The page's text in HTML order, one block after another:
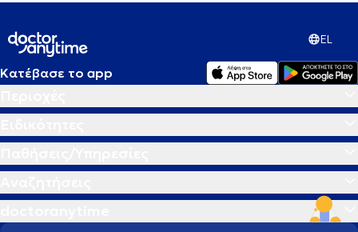
EL
Κατέβασε το app